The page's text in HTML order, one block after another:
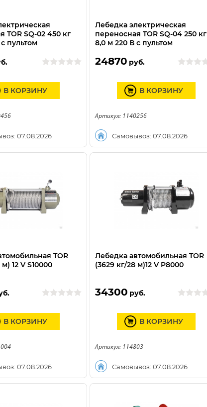
TOR SQ-02 450 кг
пультом
07.08.2026
В КОРЗИНУ
Лебедка электрическая
переносная TOR SQ-04 250 кг
8,0 м 220 В с пультом
24870 руб.
Самовывоз: 07.08.2026
В КОРЗИНУ
Артикул: 1140256
TOR
12 V S10000
07.08.2026
В КОРЗИНУ
Лебедка автомобильная TOR
(3629 кг/28 м)12 V P8000
34300 руб.
Самовывоз: 07.08.2026
В КОРЗИНУ
Артикул: 114803